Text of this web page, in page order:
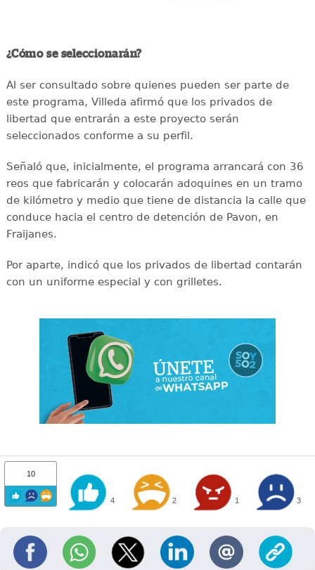
¿Cómo se seleccionarán?
Al ser consultado sobre quienes pueden ser parte de
este programa, Villeda afirmó que los privados de
libertad que entrarán a este proyecto serán
seleccionados conforme a su perfil.
Señaló que, inicialmente, el programa arrancará con 36
reos que fabricarán y colocarán adoquines en un tramo
de kilómetro y medio que tiene de distancia la calle que
conduce hacia el centro de detención de Pavon, en
Fraijanes.
Por aparte, indicó que los privados de libertad contarán
con un uniforme especial y con grilletes.
10
4 2 1 3